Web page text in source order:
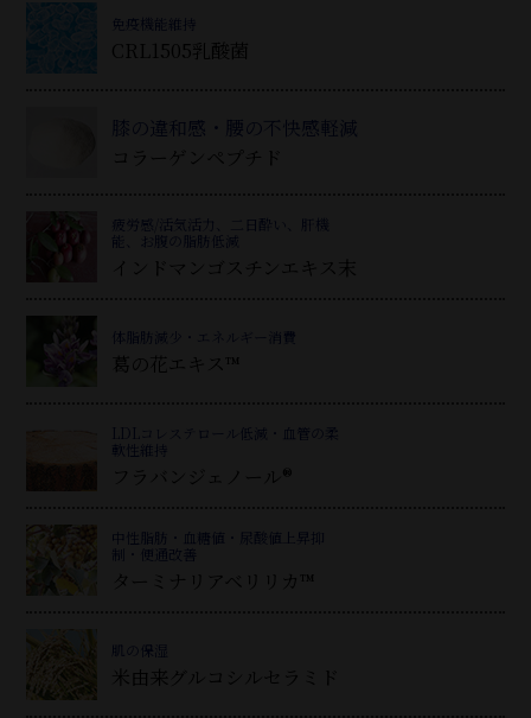
免疫機能維持
CRL1505乳酸菌
膝の違和感・腰の不快感軽減
コラーゲンペプチド
疲労感/活気活力、二日酔い、肝機
能、お腹の脂肪低減
インドマンゴスチンエキス末
体脂肪減少・エネルギー消費
葛 の花エキス™
LDLコレステロール低減・血管の柔
軟性維持
フラバンジェノール®
中性脂肪・血糖値・尿酸値上昇抑
制・便通改善
ターミナリアベリリカ™
肌の保湿
米由来グルコシルセラミド